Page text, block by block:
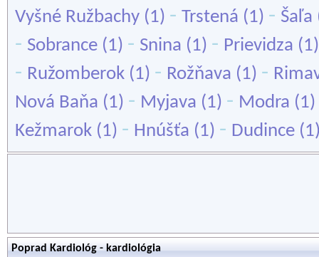
Vyšné Ružbachy (1) - Trstená (1) - Šaľa
- Sobrance (1) - Snina (1) - Prievidza
- Ružomberok (1) - Rožňava (1) -
Nová Baňa (1) - Myjava (1) - Modra (1)
Kežmarok (1) - Hnúšťa (1) - Dudince
Poprad Kardiológ - kardiológia